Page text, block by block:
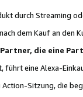
durch Streaming
dem Kauf an den
die eine
eine Alexa-
Sitzung, die